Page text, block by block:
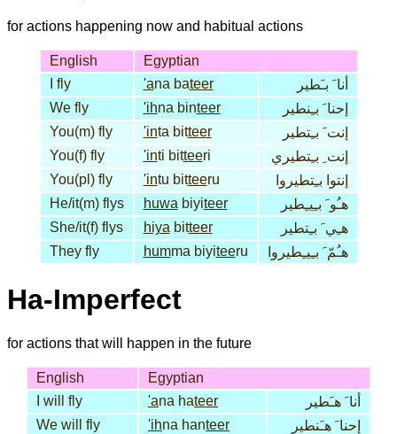
for actions happening now and habitual actions
English
Egyptian
I fly
'ana bateer
أنا َ بـَطير
We fly
'ihna binteer
إحنا َ بـِنطير
You(m) fly
'inta bitteer
إنت َ بـِتطير
You(f) fly
'inti bitteeri
إنت ِ بـِتطيري
You(pl) fly
'intu bitteeru
إنتوا بـِتطيروا
He/it(m) flys
huwa biyiteer
هـُو َ بـِيـِطير
She/it(f) flys
hiya bitteer
هـِي َ بـِتطير
They fly
humma biyiteeru هـُمّ َ بـِيـِطيروا
Ha-Imperfect
for actions that will happen in the future
English
Egyptian
I will fly
'ana hateer
أنا َ هـَطير
We will fly
'ihna hanteer
إحنا َ هـَنطير